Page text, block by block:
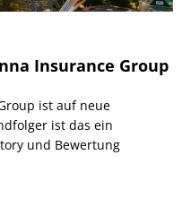
Insurance Group
ist auf neue
ist das ein
und Bewertung